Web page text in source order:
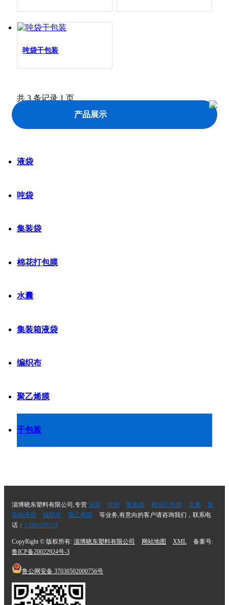
吨袋干包装
共 3 条记录 1 页
产品展示
液袋
吨袋
集装袋
棉花打包膜
水囊
集装箱液袋
编织布
聚乙烯膜
干包装
淄博晓东塑料有限公司,专营 液袋 吨袋 集装袋 棉花打包膜 水囊
集
装箱液袋
编织布 聚乙烯膜
等业务,有意向的客户请咨询我们，联系电
话： 13869399518
CopyRight © 版权所有: 淄博晓东塑料有限公司 网站地图 XML
备案号:
鲁ICP备20022924号-3
鲁公网安备 37030502000756号